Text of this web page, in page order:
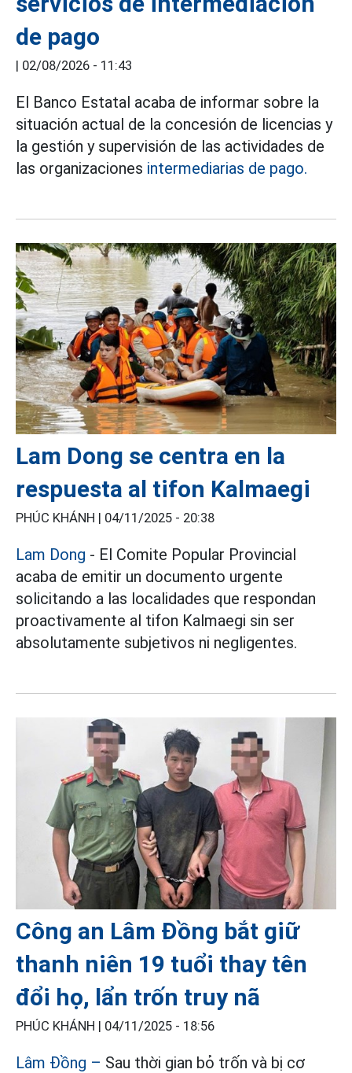
de pago
| 02/08/2026 - 11:43
El Banco Estatal acaba de informar sobre la
situación actual de la concesión de licencias y
la gestión y supervisión de las actividades de
las organizaciones intermediarias de pago.
Lam Dong se centra en la
respuesta al tifon Kalmaegi
PHÚC KHÁNH | 04/11/2025 - 20:38
Lam Dong - El Comite Popular Provincial
acaba de emitir un documento urgente
solicitando a las localidades que respondan
proactivamente al tifon Kalmaegi sin ser
absolutamente subjetivos ni negligentes.
Công an Lâm Đồng bắt giữ
thanh niên 19 tuổi thay tên
đổi họ, lẩn trốn truy nã
PHÚC KHÁNH | 04/11/2025 - 18:56
Lâm Đồng – Sau thời gian bỏ trốn và bị cơ